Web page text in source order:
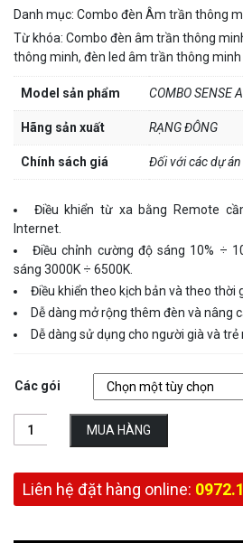
Danh mục: Combo đèn Âm trần thông
Từ khóa: Combo đèn âm trần thông
thông minh, đèn led âm trần thông minh
Model sản phẩm COMBO SENSE
Hãng sản xuất RẠNG ĐÔNG
Chính sách giá Đối với các dự
Điều khiển từ xa bằng Remote
Internet.
Điều chỉnh cường độ sáng 10% ÷
sáng 3000K ÷ 6500K.
Điều khiển theo kịch bản và theo thời
Dễ dàng mở rộng thêm đèn và nâng
Dễ dàng sử dụng cho người già và trẻ
Các gói
MUA HÀNG
Liên hệ đặt hàng online: